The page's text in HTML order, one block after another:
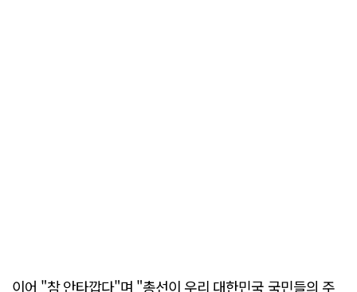
이어 "참 안타깝다"며 "총선이 우리 대한민국 국민들의 주